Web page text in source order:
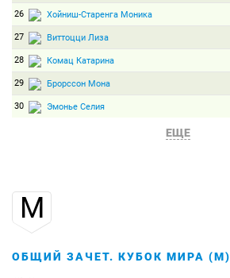
26 Хойниш-Старенга Моника
27 Виттоцци Лиза
28 Комац Катарина
29 Брорссон Мона
30 Эмонье Селия
34
35 Симон Жулия
ЕЩЕ
М
ОБЩИЙ ЗАЧЕТ. КУБОК МИРА (М)